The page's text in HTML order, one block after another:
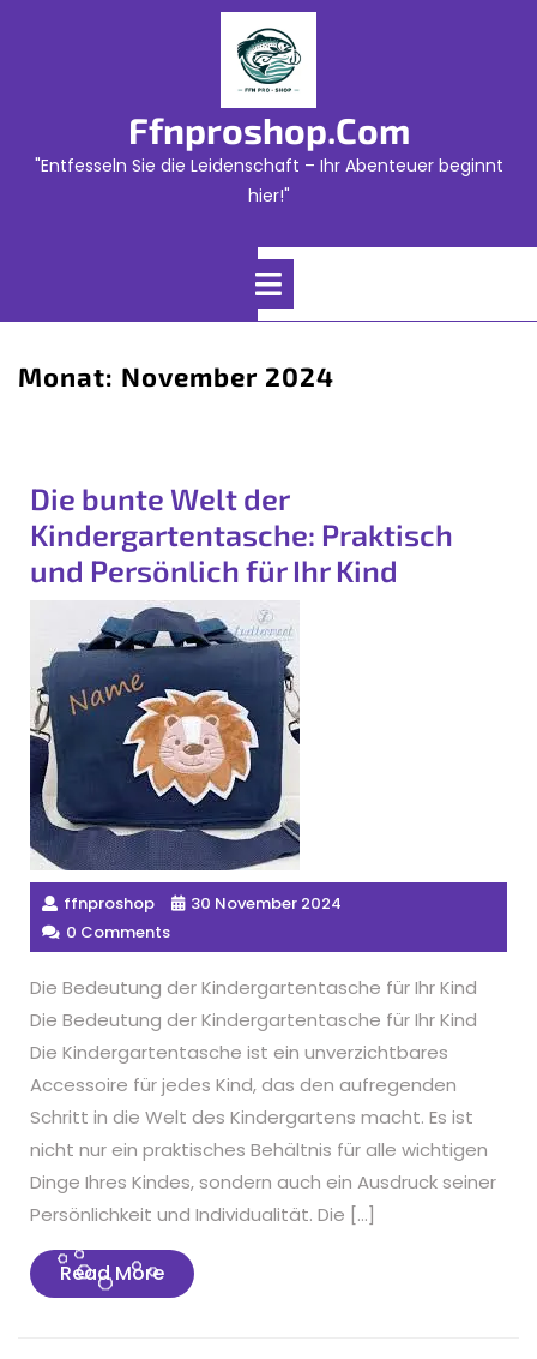
Ffnproshop.com
"Entfesseln Sie die Leidenschaft – Ihr Abenteuer beginnt
hier!"
Open
Monat: November 2024
Die bunte Welt der
Kindergartentasche: Praktisch
und Persönlich für Ihr Kind
ffnproshop
30 November 2024
0 Comments
Die Bedeutung der Kindergartentasche für Ihr Kind
Die Bedeutung der Kindergartentasche für Ihr Kind
Die Kindergartentasche ist ein unverzichtbares
Accessoire für jedes Kind, das den aufregenden
Schritt in die Welt des Kindergartens macht. Es ist
nicht nur ein praktisches Behältnis für alle wichtigen
Dinge Ihres Kindes, sondern auch ein Ausdruck seiner
Persönlichkeit und Individualität. Die […]
Read MoreRead
More